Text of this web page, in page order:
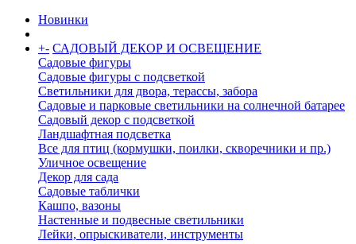
Новинки
+- САДОВЫЙ ДЕКОР И ОСВЕЩЕНИЕ
Садовые фигуры
Садовые фигуры с подсветкой
Светильники для двора, терассы, забора
Садовые и парковые светильники на солнечной батарее
Садовый декор с подсветкой
Ландшафтная подсветка
Все для птиц (кормушки, поилки, скворечники и пр.)
Уличное освещение
Декор для сада
Садовые таблички
Кашпо, вазоны
Настенные и подвесные светильники
Лейки, опрыскиватели, инструменты